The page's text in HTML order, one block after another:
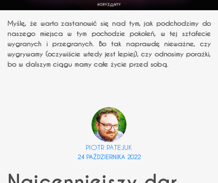
Myślę, że warto zastanowić się nad tym, jak podchodzimy do
naszego miejsca w tym pochodzie pokoleń, w tej sztafecie
wygranych i przegranych. Bo tak naprawdę nieważne, czy
wygrywamy (oczywiście wtedy jest lepiej), czy odnosimy porażki,
bo w dalszym ciągu mamy całe życie przed sobą.
PIOTR PATEJUK
24 PAŹDZIERNIKA 2022